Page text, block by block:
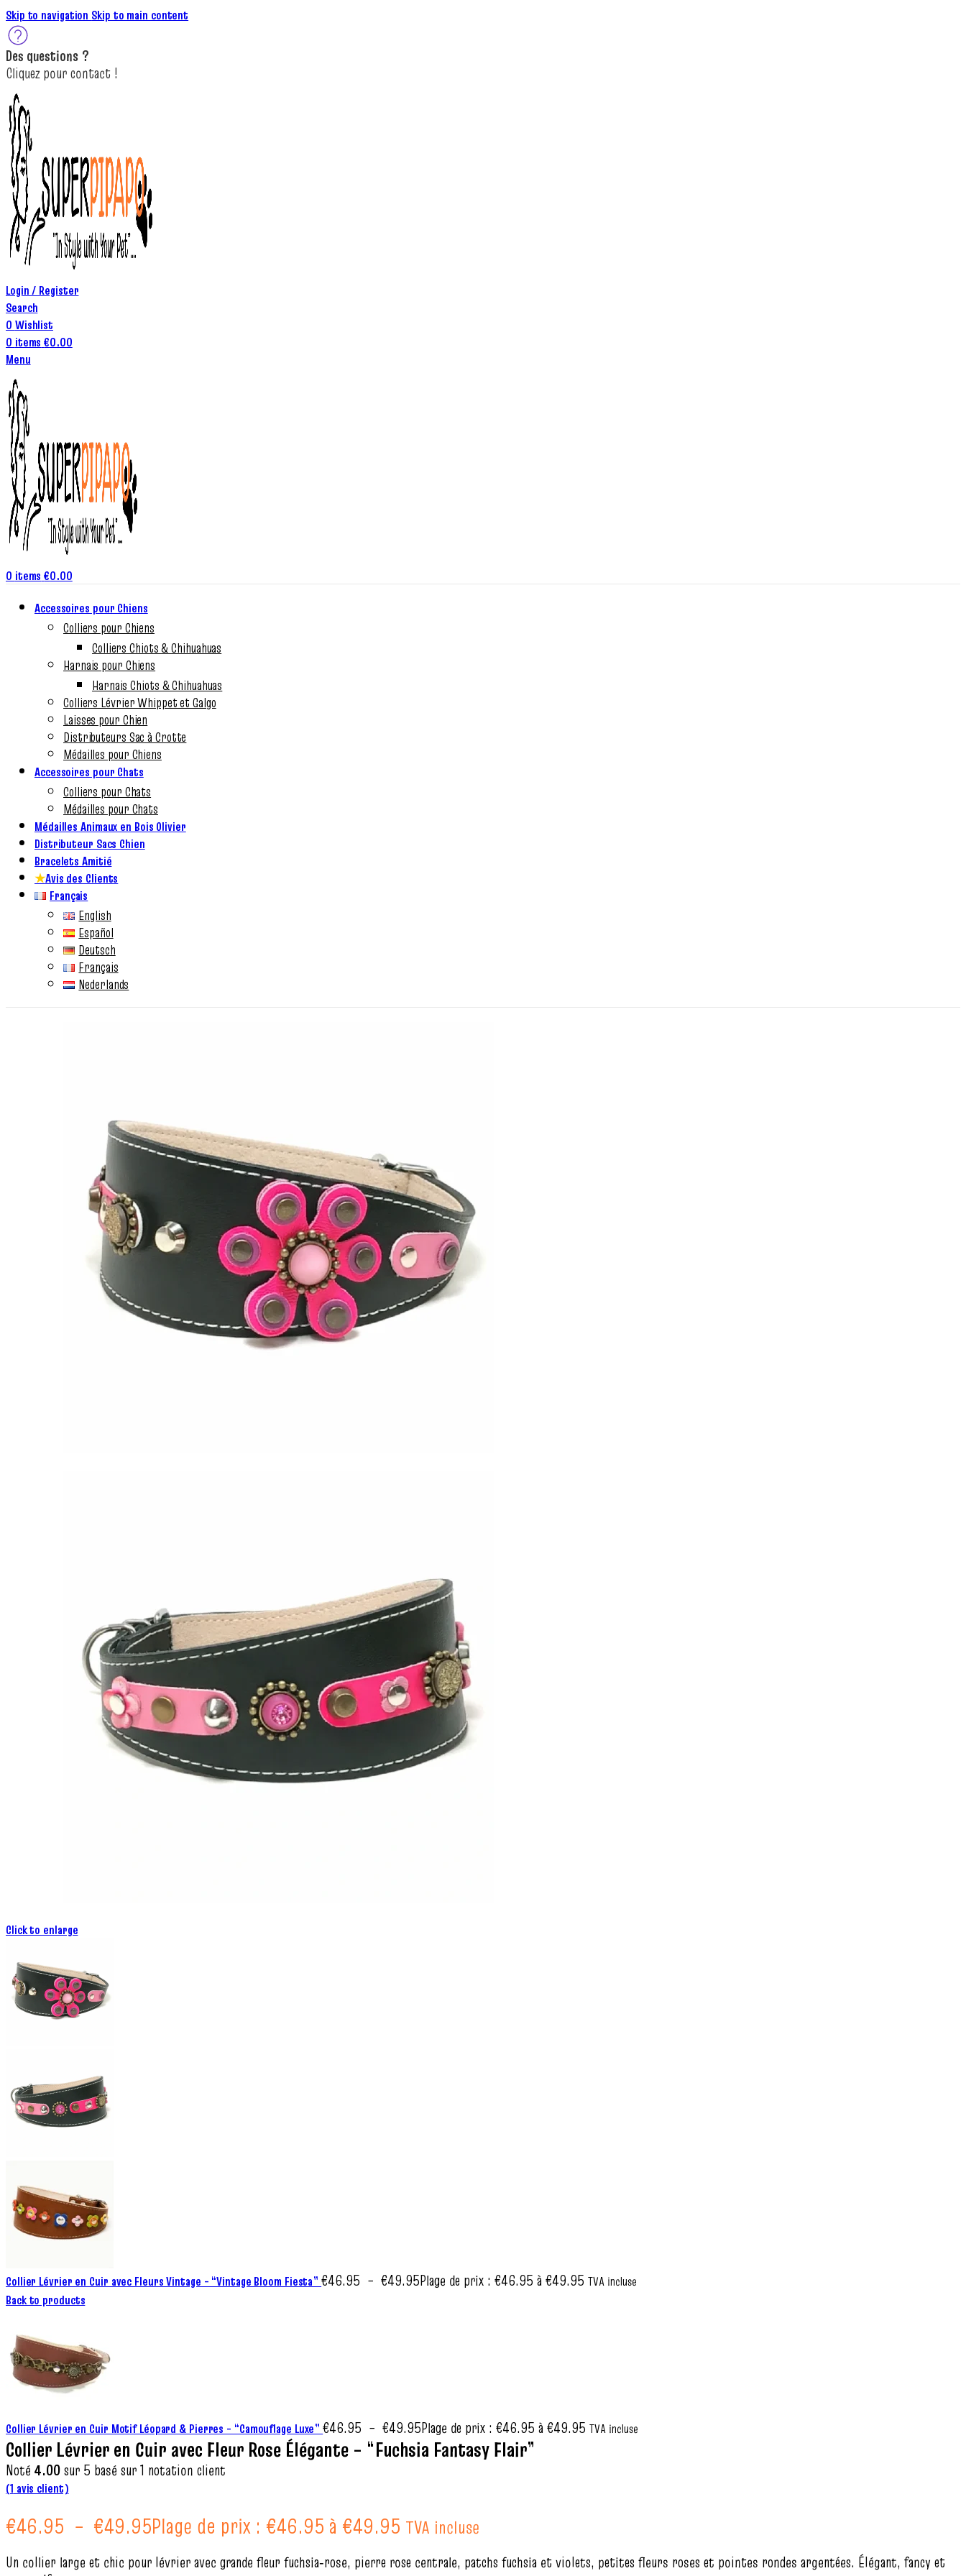
Skip to navigation Skip to main content
Des questions ?
Cliquez pourcontact !
Login / Register
Search
0 Wishlist
0 items €0.00
Menu
0 items €0.00
Accessoires pour Chiens
Colliers pour Chiens
Colliers Chiots & Chihuahuas
Harnais pour Chiens
Harnais Chiots & Chihuahuas
Colliers Lévrier Whippet et Galgo
Laisses pour Chien
Distributeurs Sac à Crotte
Médailles pour Chiens
Accessoires pour Chats
Colliers pour Chats
Médailles pour Chats
Médailles Animaux en Bois Olivier
Distributeur Sacs Chien
Bracelets Amitié
★Avis des Clients
Français
English
Español
Deutsch
Français
Nederlands
Click to enlarge
Collier Lévrier en Cuir avec Fleurs Vintage – “Vintage Bloom Fiesta”€46.95 – €49.95Plage de prix : €46.95 à €49.95 TVA incluse
Back to products
Collier Lévrier en Cuir Motif Léopard & Pierres – “Camouflage Luxe”€46.95 – €49.95Plage de prix : €46.95 à €49.95 TVA incluse
Collier Lévrier en Cuir avec Fleur Rose Élégante – “Fuchsia Fantasy Flair”
Noté 4.00sur 5 basé sur1 notation client
(1 avis client)
€46.95 – €49.95Plage de prix : €46.95 à €49.95 TVA incluse
Un collier large et chic pour lévrier avec grande fleur fuchsia‑rose, pierre rose centrale, patchs fuchsia et violets, petites fleurs roses et pointes rondes argentées. Élégant, fancy et